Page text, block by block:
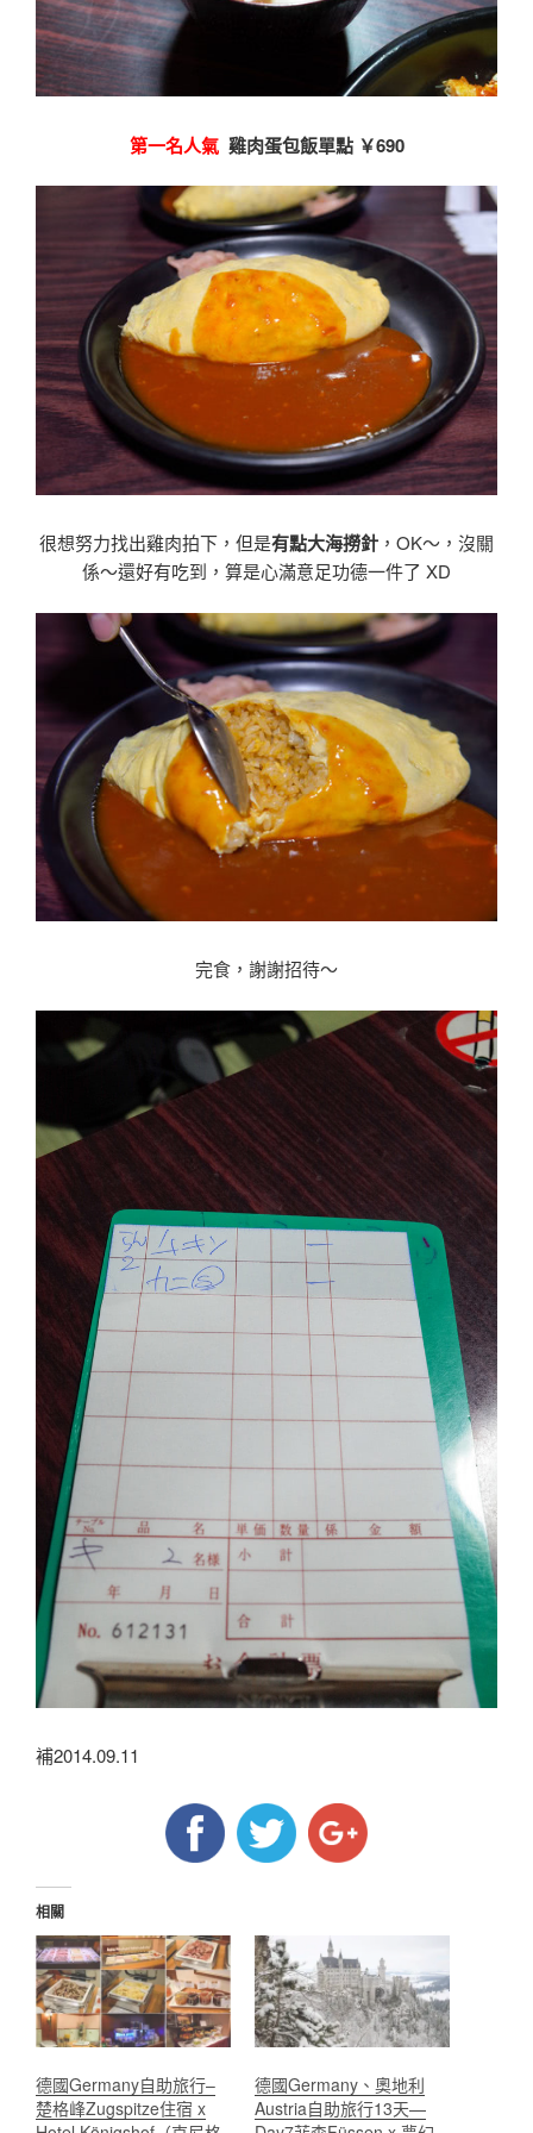
第一名人氣雞肉蛋包飯單點 ￥690
很想努力找出雞肉拍下，但是有點大海撈針 ，OK〜，沒關
係〜還好有吃到，算是心滿意足功德一件了 XD
完食，謝謝招待〜
補2014.09.11
相關
德國Germany自助旅行–
楚格峰Zugspitze住宿 x
德國Germany、奧地利
Austria自助旅行13天—